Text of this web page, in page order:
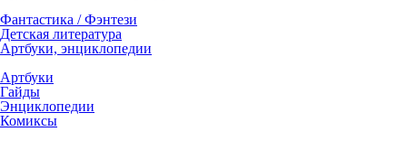
Фантастика / Фэнтези
Детская литература
Артбуки, энциклопедии
Артбуки
Гайды
Энциклопедии
Комиксы